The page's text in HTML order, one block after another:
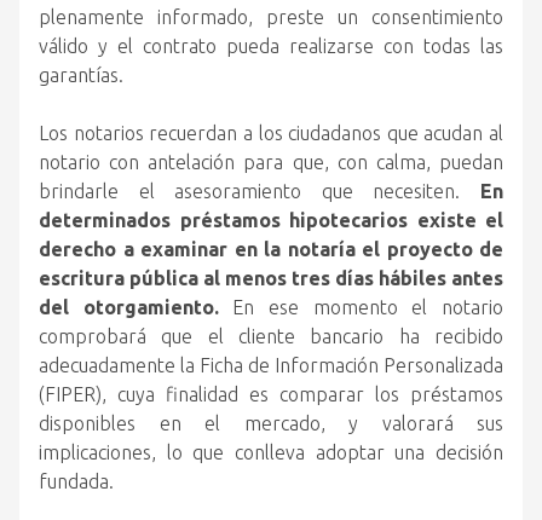
plenamente informado, preste un consentimiento
válido y el contrato pueda realizarse con todas las
garantías.
Los notarios recuerdan a los ciudadanos que acudan al
notario con antelación para que, con calma, puedan
brindarle el asesoramiento que necesiten. En
determinados préstamos hipotecarios existe el
derecho a examinar en la notaría el proyecto de
escritura pública al menos tres días hábiles antes
del otorgamiento.En ese momento el notario
comprobará que el cliente bancario ha recibido
adecuadamente la Ficha de Información Personalizada
(FIPER), cuya finalidad es comparar los préstamos
disponibles en el mercado, y valorará sus
implicaciones, lo que conlleva adoptar una decisión
fundada.